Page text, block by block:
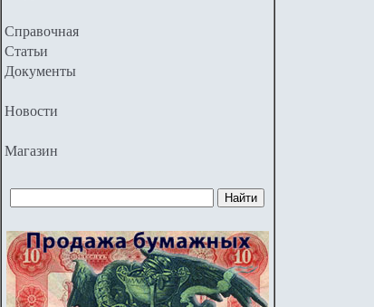
Справочная
Статьи
Документы
Новости
Магазин